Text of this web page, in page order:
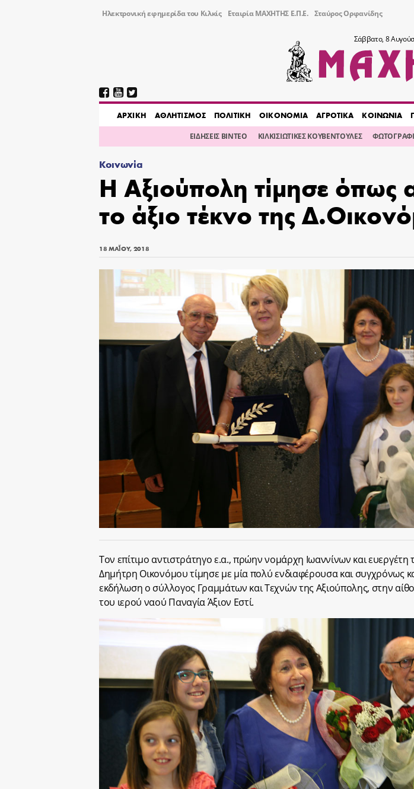
Ηλεκτρονική εφημερίδα του Κιλκίς Εταιρία ΜΑΧΗΤΗΣ Ε.Π.Ε. Σταύρος Ορφανίδης
Σάββατο, 8
AΡΧΙΚΗ ΑΘΛΗΤΙΣΜΟΣ ΠΟΛΙΤΙΚΗ ΟΙΚΟΝΟΜΙΑ ΑΓΡΟΤΙΚΑ ΚΟΙΝΩΝΙΑ
ΕΙΔΗΣΕΙΣ ΒΙΝΤΕΟ ΚΙΛΚΙΣΙΩΤΙΚΕΣ ΚΟΥΒΕΝΤΟΥΛΕΣ
Κοινωνία
Η Αξιούπολη τίμησε όπως
το άξιο τέκνο της
18 ΜΑΪ́ΟΥ, 2018
Τον επίτιμο αντιστράτηγο ε.α., πρώην νομάρχη Ιωαννίνων και ευεργέτη
Δημήτρη Οικονόμου τίμησε με μία πολύ ενδιαφέρουσα και συγχρόνως
εκδήλωση ο σύλλογος Γραμμάτων και Τεχνών της Αξιούπολης, στην
του ιερού ναού Παναγία Άξιον Εστί.